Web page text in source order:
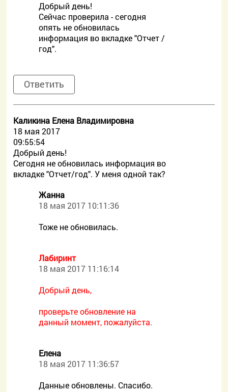
Добрый день!
Сейчас проверила - сегодня
опять не обновилась
информация во вкладке "Отчет /
год".
Ответить
Каликина Елена Владимировна
18 мая 2017
09:55:54
Добрый день!
Сегодня не обновилась информация во
вкладке "Отчет/год". У меня одной так?
Жанна
18 мая 2017 10:11:36
Тоже не обновилась.
Лабиринт
18 мая 2017 11:16:14
Добрый день,
проверьте обновление на
данный момент, пожалуйста.
Елена
18 мая 2017 11:36:57
Данные обновлены. Спасибо.